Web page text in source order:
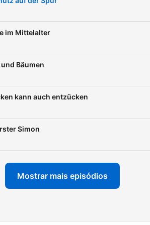
im Mittelalter
Bäumen
kann auch entzücken
Simon
Mostrar mais episódios